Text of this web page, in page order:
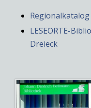
LESEORTE-
Dreieck